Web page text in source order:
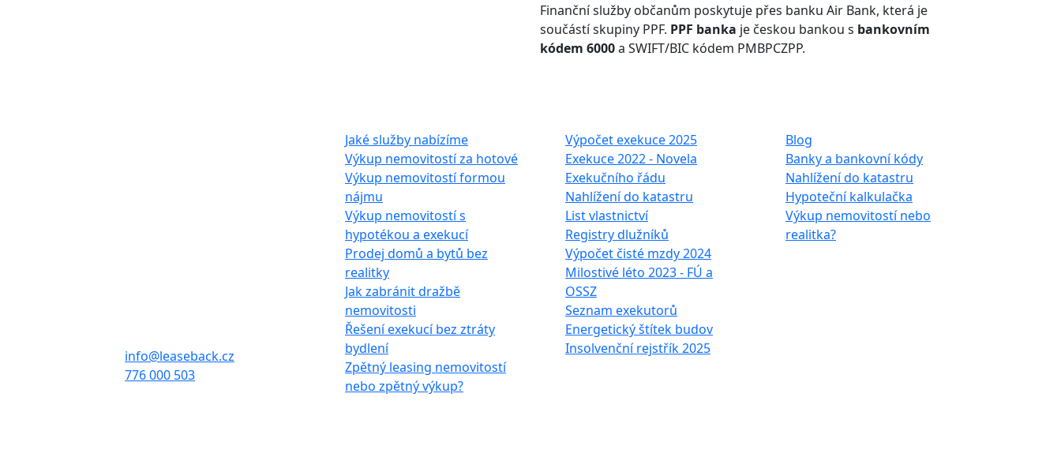
Finanční služby občanům poskytuje přes banku Air Bank, která je
součástí skupiny PPF. PPF banka je českou bankou s bankovním
kódem 6000a SWIFT/BIC kódem PMBPCZPP.
info@leaseback.cz
776 000 503
Jaké služby nabízíme
Výkup nemovitostí za hotové
Výkup nemovitostí formou
nájmu
Výkup nemovitostí s
hypotékou a exekucí
Prodej domů a bytů bez
realitky
Jak zabránit dražbě
nemovitosti
Řešení exekucí bez ztráty
bydlení
Zpětný leasing nemovitostí
nebo zpětný výkup?
Výpočet exekuce 2025
Exekuce 2022 - Novela
Exekučního řádu
Nahlížení do katastru
List vlastnictví
Registry dlužníků
Výpočet čisté mzdy 2024
Milostivé léto 2023 - FÚ a
OSSZ
Seznam exekutorů
Energetický štítek budov
Insolvenční rejstřík 2025
Blog
Banky a bankovní kódy
Nahlížení do katastru
Hypoteční kalkulačka
Výkup nemovitostí nebo
realitka?